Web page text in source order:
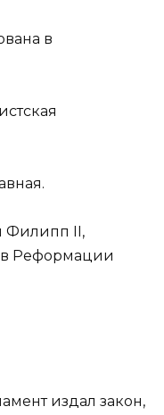
в
Филипп II,
Реформации
издал закон,